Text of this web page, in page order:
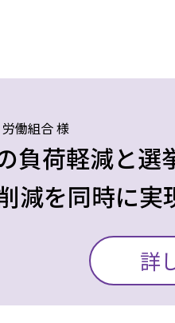
取り組んでい
たばかりか、
ことができま
のか分からな
存在をたまた
のわずか2カ
、間に合わな
たが、MEC (
のみならず、
働組合 様
負荷軽減と選
減を同時に実
ではこれまで
ましたが、組
詳